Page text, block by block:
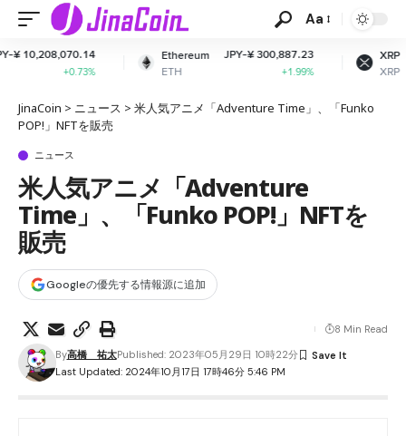
Aa
Ethereum
ETH
JPY-¥ 300,887.23
+1.99%
XRP
XRP
JPY-¥ 165.26
-1.82%
JinaCoin > ニュース > 米人気アニメ「Adventure Time」、「Funko
POP!」NFTを販売
ニュース
米人気アニメ「Adventure
Time」、「Funko POP!」NFTを
販売
Googleの優先する情報源に追加
Last Updated: 2024年10月17日 17時46分 5:46 PM
By高橋 祐太Published: 2023年05月29日 10時22分
8 Min Read